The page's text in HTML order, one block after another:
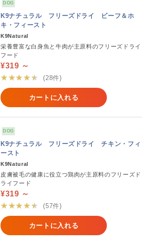
DOG
K9ナチュラル フリーズドライ ビーフ＆ホ
キ・フィースト
K9Natural
栄養豊富な白身魚と牛肉が主原料のフリーズドライ
フード
¥319 ～
★★★★★
(28件)
カートに入れる
DOG
K9ナチュラル フリーズドライ チキン・フィ
ースト
K9Natural
皮膚被毛の健康に役立つ鶏肉が主原料のフリーズド
ライフード
¥319 ～
★★★★★
(57件)
カートに入れる